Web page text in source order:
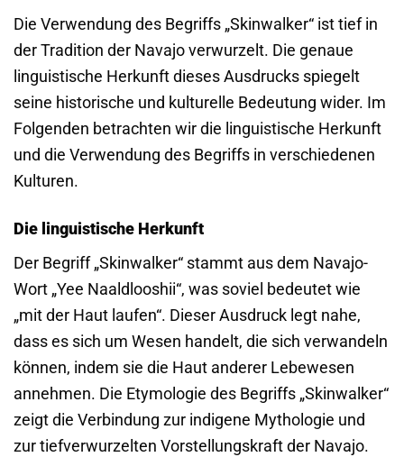
Die Verwendung des Begriffs „Skinwalker“ ist tief in
der Tradition der Navajo verwurzelt. Die genaue
linguistische Herkunft dieses Ausdrucks spiegelt
seine historische und kulturelle Bedeutung wider. Im
Folgenden betrachten wir die linguistische Herkunft
und die Verwendung des Begriffs in verschiedenen
Kulturen.
Die linguistische Herkunft
Der Begriff „Skinwalker“ stammt aus dem Navajo-
Wort „Yee Naaldlooshii“, was soviel bedeutet wie
„mit der Haut laufen“. Dieser Ausdruck legt nahe,
dass es sich um Wesen handelt, die sich verwandeln
können, indem sie die Haut anderer Lebewesen
annehmen. Die Etymologie des Begriffs „Skinwalker“
zeigt die Verbindung zur indigene Mythologie und
zur tiefverwurzelten Vorstellungskraft der Navajo.